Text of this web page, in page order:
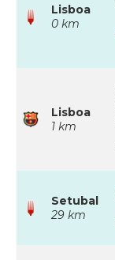
Lisboa
0 km
Lisboa
1 km
Setubal
29 km